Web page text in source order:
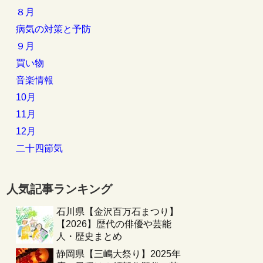
８月
病気の対策と予防
９月
買い物
音楽情報
10月
11月
12月
二十四節気
人気記事ランキング
石川県【金沢百万石まつり】
【2026】歴代の俳優や芸能
人・歴史まとめ
静岡県【三嶋大祭り】2025年